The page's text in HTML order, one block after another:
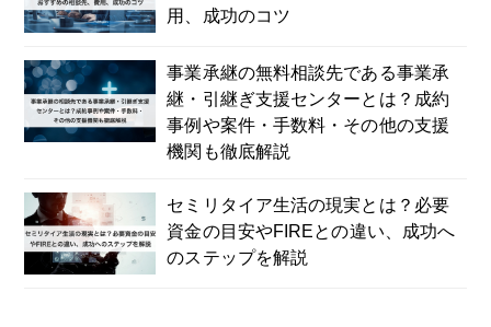
用、成功のコツ
事業承継の無料相談先である事業承
継・引継ぎ支援センターとは？成約
事例や案件・手数料・その他の支援
機関も徹底解説
セミリタイア生活の現実とは？必要
資金の目安やFIREとの違い、成功へ
のステップを解説